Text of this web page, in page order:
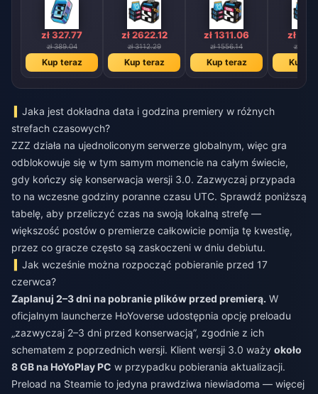
zł 327.77
zł 389.04
Kup teraz
zł 2622.12
zł 3112.29
Kup teraz
zł 1311.06
zł 1556.14
Kup teraz
zł
zł
Kup
Jaka jest dokładna data i godzina premiery w różnych
strefach czasowych?
ZZZ działa na ujednoliconym serwerze globalnym, więc gra
odblokowuje się w tym samym momencie na całym świecie,
gdy kończy się konserwacja wersji 3.0. Zazwyczaj przypada
to na wczesne godziny poranne czasu UTC. Sprawdź poniższą
tabelę, aby przeliczyć czas na swoją lokalną strefę —
większość postów o premierze całkowicie pomija tę kwestię,
przez co gracze często są zaskoczeni w dniu debiutu.
Jak wcześnie można rozpocząć pobieranie przed 17
czerwca?
Zaplanuj 2–3 dni na pobranie plików przed premierą. W
oficjalnym launcherze HoYoverse udostępnia opcję preloadu
„zazwyczaj 2–3 dni przed konserwacją”, zgodnie z ich
schematem z poprzednich wersji. Klient wersji 3.0 waży około
8 GB na HoYoPlay PC w przypadku pobierania aktualizacji.
Preload na Steamie to jedyna prawdziwa niewiadoma — więcej